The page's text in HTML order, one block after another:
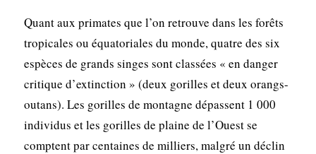
Quant aux primates que l’on retrouve dans les forêts
tropicales ou équatoriales du monde, quatre des six
espèces de grands singes sont classées « en danger
critique d’extinction » (deux gorilles et deux orangs-
outans). Les gorilles de montagne dépassent 1 000
individus et les gorilles de plaine de l’Ouest se
comptent par centaines de milliers, malgré un déclin